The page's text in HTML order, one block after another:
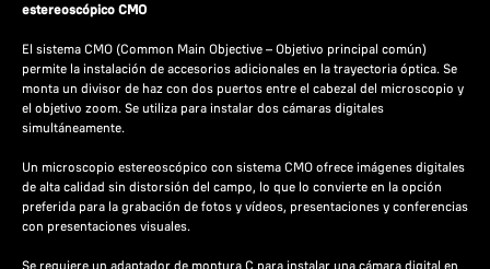
estereoscópico CMO
El sistema CMO (Common Main Objective – Objetivo principal común)
permite la instalación de accesorios adicionales en la trayectoria óptica. Se
monta un divisor de haz con dos puertos entre el cabezal del microscopio y
el objetivo zoom. Se utiliza para instalar dos cámaras digitales
simultáneamente.
Un microscopio estereoscópico con sistema CMO ofrece imágenes digitales
de alta calidad sin distorsión del campo, lo que lo convierte en la opción
preferida para la grabación de fotos y vídeos, presentaciones y conferencias
con presentaciones visuales.
Se requiere un adaptador de montura C para instalar una cámara digital en